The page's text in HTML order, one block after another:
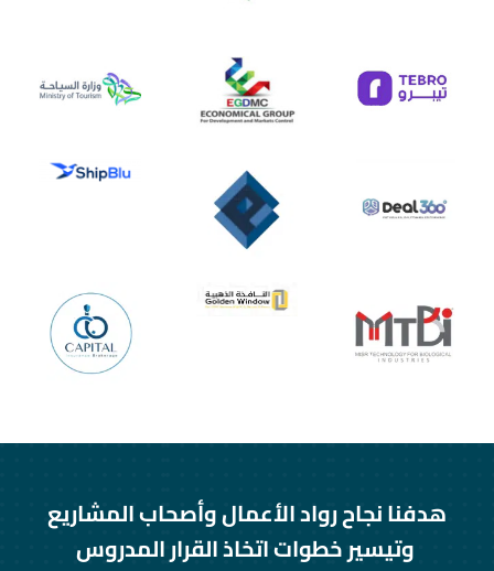
هدفنا نجاح رواد الأعمال وأصحاب المشاريع
وتيسير خطوات اتخاذ القرار المدروس